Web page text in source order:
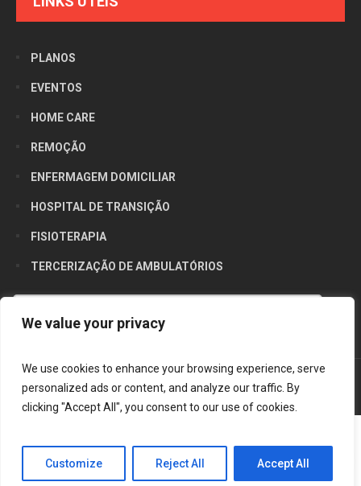
Utilizamos cookies para oferecer melhor
personalizar conteúdo. Ao utilizar este site, você
concorda com o uso de cookies. Saiba mais
Ok, entendi!
We value your privacy
We use cookies to enhance your browsing experience, serve
personalized ads or content, and analyze our traffic. By
clicking "Accept All", you consent to our use of cookies.
Customize Reject All Accept All
PLANOS
EVENTOS
HOME CARE
REMOÇÃO
ENFERMAGEM DOMICILIAR
HOSPITAL DE TRANSIÇÃO
FISIOTERAPIA
TERCERIZAÇÃO DE AMBULATÓRIOS
Grupo Cene © 2023 | Todos os direitos reservados